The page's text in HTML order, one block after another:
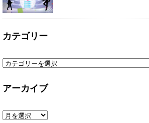
カテゴリー
アーカイブ